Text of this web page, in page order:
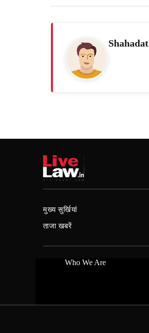
Shahadat
मुख्य सुर्खियां
ताजा खबरें
Who We Are